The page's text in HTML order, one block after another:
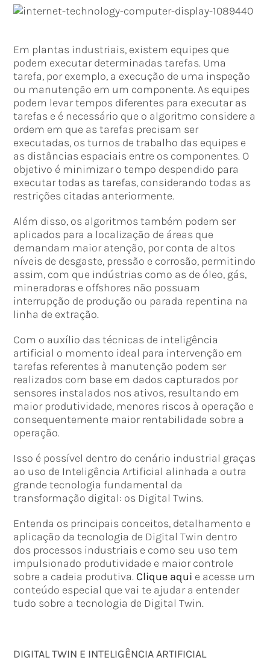
Em plantas industriais, existem equipes que
podem executar determinadas tarefas. Uma
tarefa, por exemplo, a execução de uma inspeção
ou manutenção em um componente. As equipes
podem levar tempos diferentes para executar as
tarefas e é necessário que o algoritmo considere a
ordem em que as tarefas precisam ser
executadas, os turnos de trabalho das equipes e
as distâncias espaciais entre os componentes. O
objetivo é minimizar o tempo despendido para
executar todas as tarefas, considerando todas as
restrições citadas anteriormente.
Além disso, os algoritmos também podem ser
aplicados para a localização de áreas que
demandam maior atenção, por conta de altos
níveis de desgaste, pressão e corrosão, permitindo
assim, com que indústrias como as de óleo, gás,
mineradoras e offshores não possuam
interrupção de produção ou parada repentina na
linha de extração.
Com o auxílio das técnicas de inteligência
artificial o momento ideal para intervenção em
tarefas referentes à manutenção podem ser
realizados com base em dados capturados por
sensores instalados nos ativos, resultando em
maior produtividade, menores riscos à operação e
consequentemente maior rentabilidade sobre a
operação.
Isso é possível dentro do cenário industrial graças
ao uso de Inteligência Artificial alinhada a outra
grande tecnologia fundamental da
transformação digital: os Digital Twins.
Entenda os principais conceitos, detalhamento e
aplicação da tecnologia de Digital Twin dentro
dos processos industriais e como seu uso tem
impulsionado produtividade e maior controle
sobre a cadeia produtiva. Clique aqui e acesse um
conteúdo especial que vai te ajudar a entender
tudo sobre a tecnologia de Digital Twin.
DIGITAL TWIN E INTELIGÊNCIA ARTIFICIAL